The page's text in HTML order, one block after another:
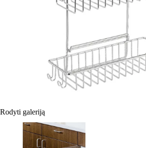
Rodyti galeriją